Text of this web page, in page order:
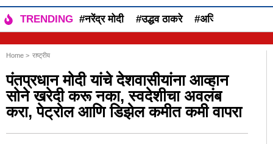
TRENDING #नरेंद्र मोदी #उद्धव ठाकरे #अजित पवार
Home > राष्ट्रीय
पंतप्रधान मोदी यांचे देशवासीयांना आव्हान
सोने खरेदी करू नका, स्वदेशीचा अवलंब
करा, पेट्रोल आणि डिझेल कमीत कमी वापरा